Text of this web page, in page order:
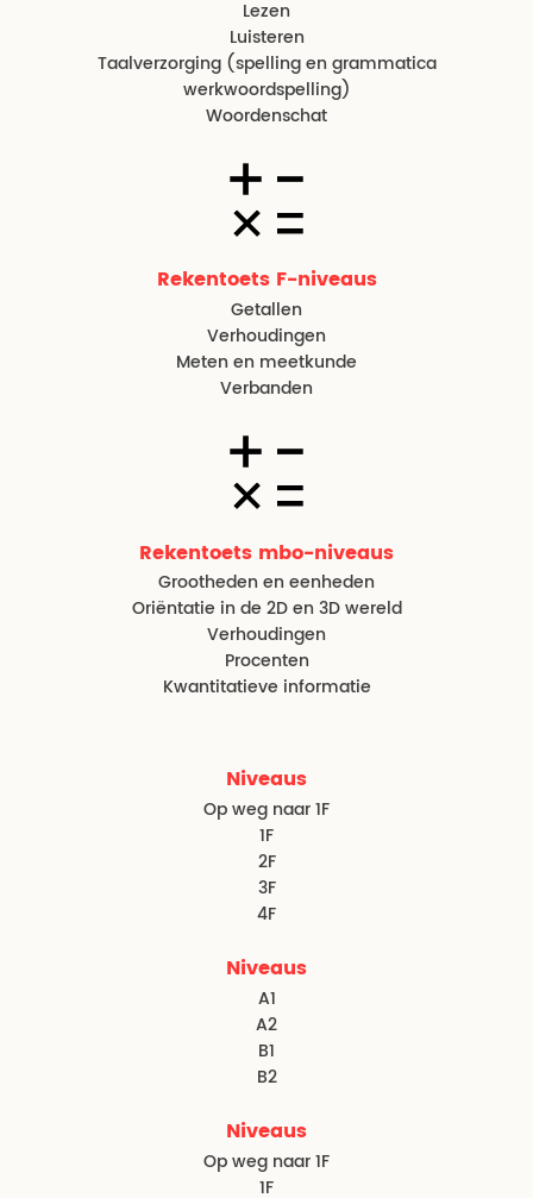
Lezen
Luisteren
Taalverzorging (spelling en grammatica
werkwoordspelling)
Woordenschat
Rekentoets F-niveaus
Getallen
Verhoudingen
Meten en meetkunde
Verbanden
Rekentoets mbo-niveaus
Grootheden en eenheden
Oriëntatie in de 2D en 3D wereld
Verhoudingen
Procenten
Kwantitatieve informatie
Niveaus
Op weg naar 1F
1F
2F
3F
4F
Niveaus
A1
A2
B1
B2
Niveaus
Op weg naar 1F
1F